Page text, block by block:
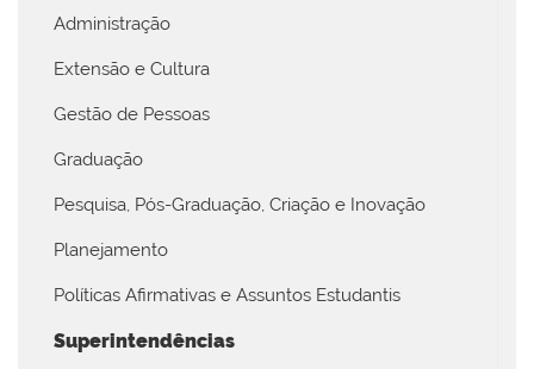
Administração
Extensão e Cultura
Gestão de Pessoas
Graduação
Pesquisa, Pós-Graduação, Criação e Inovação
Planejamento
Políticas Afirmativas e Assuntos Estudantis
Superintendências